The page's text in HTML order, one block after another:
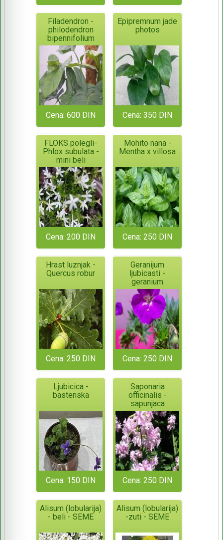
Filadendron -
philodendron
bipennifolium
Cena: 600 DIN
Epipremnum jade
photos
Cena: 350 DIN
FLOKS polegli-
Phlox subulata -
mini beli
Cena: 200 DIN
Mohito nana -
Mentha x villosa
Cena: 250 DIN
Hrast luznjak -
Quercus robur
Cena: 250 DIN
Geranijum
ljubicasti -
geranium
Cena: 250 DIN
Ljubicica -
bastenska
Cena: 150 DIN
Saponaria
officinalis -
sapunjaca
Cena: 250 DIN
Alisum (lobularija)
- beli - SEME
Alisum (lobularija)
-zuti - SEME